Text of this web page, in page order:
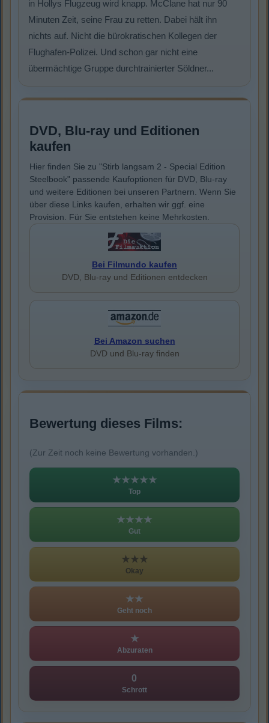
in Hollys Flugzeug wird knapp. McClane hat nur 90
Minuten Zeit, seine Frau zu retten. Dabei hält ihn
nichts auf. Nicht die bürokratischen Kollegen der
Flughafen-Polizei. Und schon gar nicht eine
übermächtige Gruppe durchtrainierter Söldner...
DVD, Blu-ray und Editionen
kaufen
Hier finden Sie zu "Stirb langsam 2 - Special Edition
Steelbook" passende Kaufoptionen für DVD, Blu-ray
und weitere Editionen bei unseren Partnern. Wenn Sie
über diese Links kaufen, erhalten wir ggf. eine
Provision. Für Sie entstehen keine Mehrkosten.
Bei Filmundo kaufen
DVD, Blu-ray und Editionen entdecken
Bei Amazon suchen
DVD und Blu-ray finden
Bewertung dieses Films:
(Zur Zeit noch keine Bewertung vorhanden.)
★★★★★
Top
★★★★
Gut
★★★
Okay
★★
Geht noch
★
Abzuraten
0
Schrott